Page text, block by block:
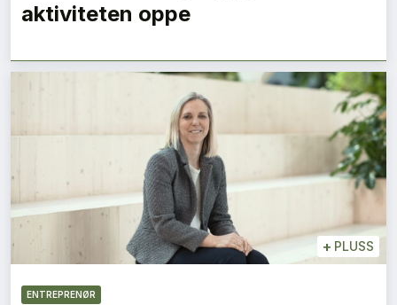
aktiviteten oppe
+ PLUSS
ENTREPRENØR